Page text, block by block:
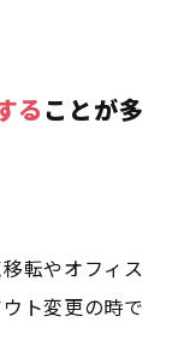
ることが多
転やオフィス
ト変更の時で